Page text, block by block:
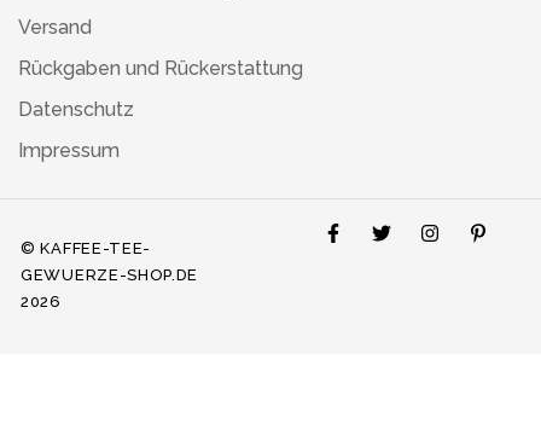
Versand
Rückgaben und Rückerstattung
Datenschutz
Impressum
© KAFFEE-TEE-
GEWUERZE-SHOP.DE
2026